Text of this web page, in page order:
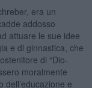
era un
addosso
attuare le sue idee
e di ginnastica, che
di “Dio-
moralmente
dell’educazione e